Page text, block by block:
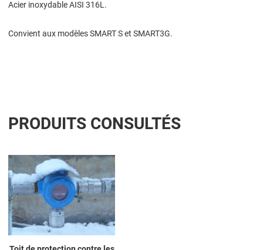
Acier inoxydable AISI 316L.
Convient aux modèles SMART S et SMART3G.
PRODUITS CONSULTÉS